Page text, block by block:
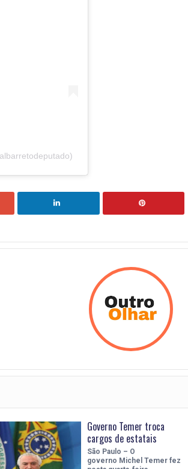
Governo Temer troca
cargos de estatais
São Paulo – O
governo Michel Temer fez